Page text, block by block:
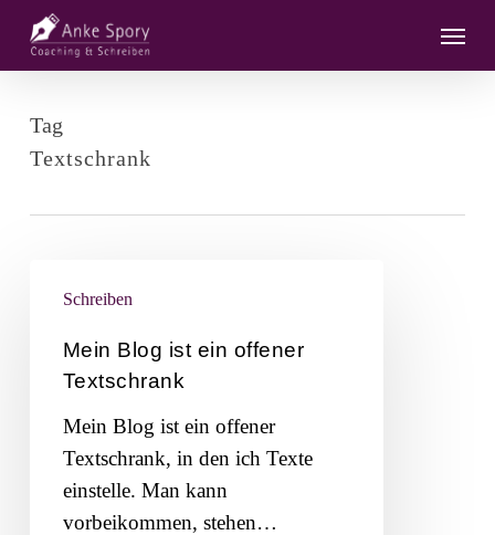
Menu
Tag
Textschrank
Blog
Textschrank
Schreiben
Mein Blog ist ein offener
Textschrank
Mein Blog ist ein offener
Textschrank, in den ich Texte
einstelle. Man kann
vorbeikommen, stehen…